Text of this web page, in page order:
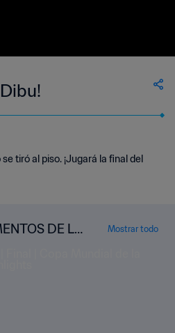
tiró al piso. ¡Jugará la final del
DE LA
Mostrar todo